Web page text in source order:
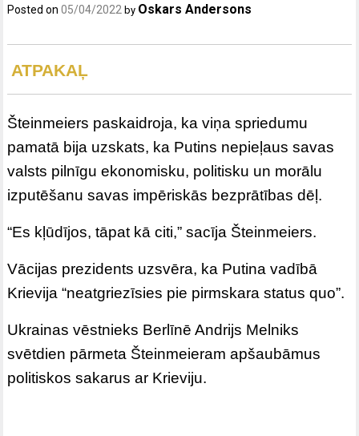
Posted on05/04/2022 by Oskars Andersons
ATPAKAĻ
Šteinmeiers paskaidroja, ka viņa spriedumu
pamatā bija uzskats, ka Putins nepieļaus savas
valsts pilnīgu ekonomisku, politisku un morālu
izputēšanu savas impēriskās bezprātības dēļ.
“Es kļūdījos, tāpat kā citi,” sacīja Šteinmeiers.
Vācijas prezidents uzsvēra, ka Putina vadībā
Krievija “neatgriezīsies pie pirmskara status quo”.
Ukrainas vēstnieks Berlīnē Andrijs Melniks
svētdien pārmeta Šteinmeieram apšaubāmus
politiskos sakarus ar Krieviju.